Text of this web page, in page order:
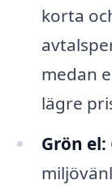
korta
medan
lägre
Grön el: